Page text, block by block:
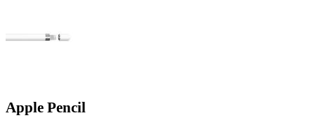
Apple Pencil